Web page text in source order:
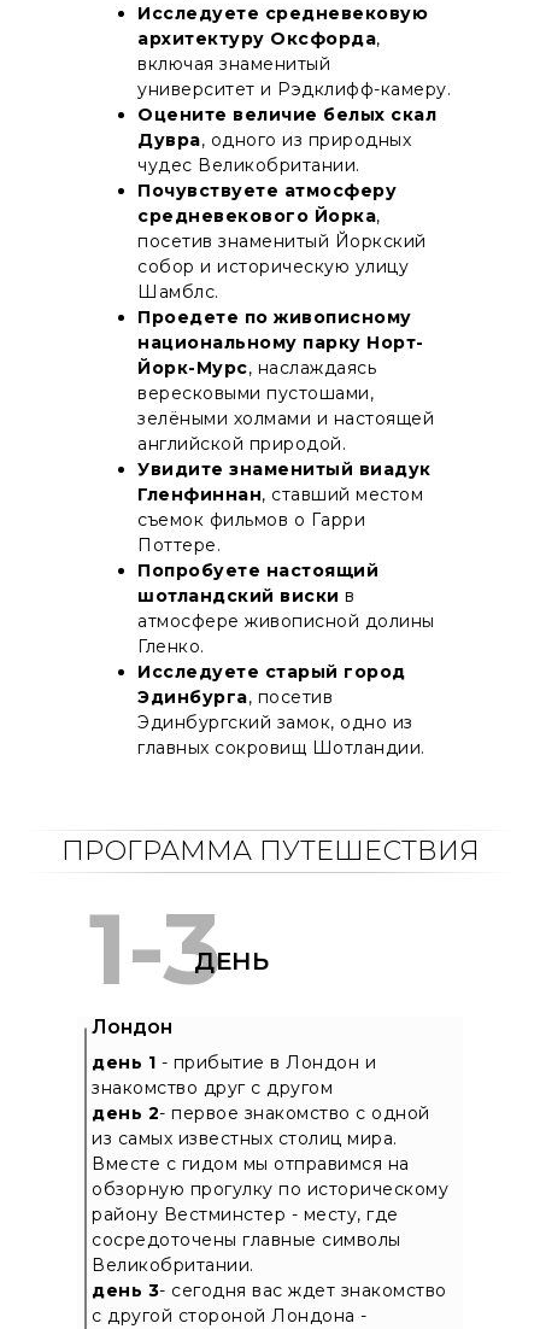
Исследуете средневековую
архитектуру Оксфорда,
включая знаменитый
университет и Рэдклифф-камеру.
Оцените величие белых скал
Дувра, одного из природных
чудес Великобритании.
Почувствуете атмосферу
средневекового Йорка,
посетив знаменитый Йоркский
собор и историческую улицу
Шамблс.
Проедете по живописному
национальному парку Норт-
Йорк-Мурс, наслаждаясь
вересковыми пустошами,
зелёными холмами и настоящей
английской природой.
Увидите знаменитый виадук
Гленфиннан, ставший местом
съемок фильмов о Гарри
Поттере.
Попробуете настоящий
шотландский виски в
атмосфере живописной долины
Гленко.
Исследуете старый город
Эдинбурга, посетив
Эдинбургский замок, одно из
главных сокровищ Шотландии.
ПРОГРАММА ПУТЕШЕСТВИЯ
ДЕНЬ
день 1 - прибытие в Лондон и
знакомство друг с другом
день 2- первое знакомство с одной
из самых известных столиц мира.
Вместе с гидом мы отправимся на
обзорную прогулку по историческому
району Вестминстер - месту, где
сосредоточены главные символы
Великобритании.
день 3- сегодня вас ждет знакомство
с другой стороной Лондона -
1-3
Лондон